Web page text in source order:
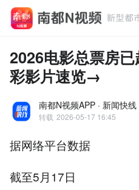
2026电影总票房
彩影片速览→
南都N视频APP · 新闻快线
转载 2026-05-17 16:45
据网络平台数据
截至5月17日